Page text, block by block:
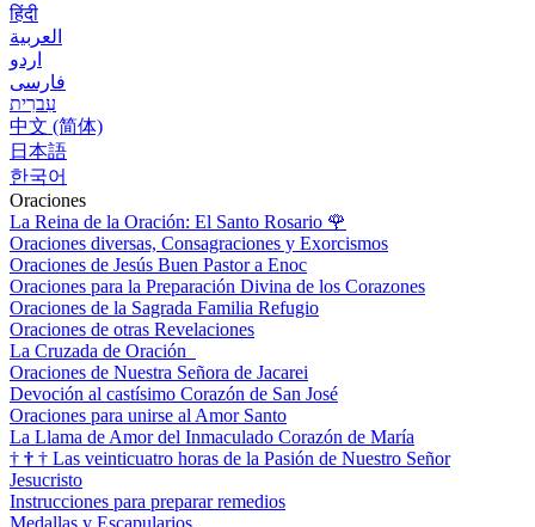
हिंदी
العربية
اردو
فارسی
עִברִית
中文 (简体)
日本語
한국어
Oraciones
La Reina de la Oración: El Santo Rosario 🌹
Oraciones diversas, Consagraciones y Exorcismos
Oraciones de Jesús Buen Pastor a Enoc
Oraciones para la Preparación Divina de los Corazones
Oraciones de la Sagrada Familia Refugio
Oraciones de otras Revelaciones
La Cruzada de Oración
Oraciones de Nuestra Señora de Jacarei
Devoción al castísimo Corazón de San José
Oraciones para unirse al Amor Santo
La Llama de Amor del Inmaculado Corazón de María
† † † Las veinticuatro horas de la Pasión de Nuestro Señor
Jesucristo
Instrucciones para preparar remedios
Medallas y Escapularios